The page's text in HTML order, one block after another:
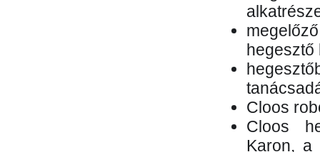
hegesztő
Cloos
Cloos
Karon, a